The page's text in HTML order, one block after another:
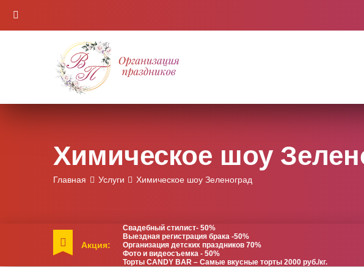
Химическое шоу
Главная Услуги Химическое шоу Зеленоград
Акция:
Свадебный стилист- 50%
Выездная регистрация брака -50%
Организация детских праздников 70%
Фото и видеосъемка - 50%
Торты CANDY BAR – Самые вкусные торты 2000 руб./кг.